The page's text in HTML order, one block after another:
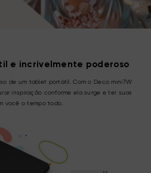
e incrivelmente poderoso
de um tablet portátil. Com o Deco mini7W
inspiração conforme ela surge e ter suas
você o tempo todo.